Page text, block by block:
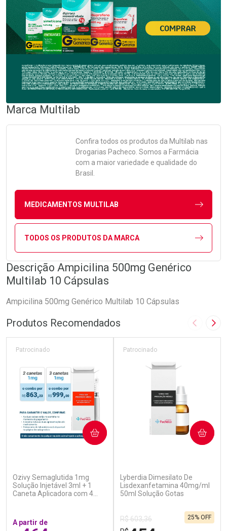
Marca Multilab
Confira todos os produtos da Multilab nas
Drogarias Pacheco. Somos a Farmácia
com a maior variedade e qualidade do
Brasil.
MEDICAMENTOS MULTILAB
TODOS OS PRODUTOS DA MARCA
Descrição Ampicilina 500mg Genérico
Multilab 10 Cápsulas
Ampicilina 500mg Genérico Multilab 10 Cápsulas
Produtos Recomendados Imagem
Ozivy Semaglutida 1mg
Solução Injetável 3ml + 1
Caneta Aplicadora com 4
Patrocinado
A partir de
COMPRAR
Lyberdia Dimesilato De
Lisdexanfetamina 40mg/ml
50ml Solução Gotas
Patrocinado
R$ 603,36
25% OFF
COMPRAR